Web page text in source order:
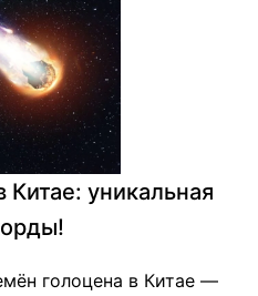
Китае: уникальная
голоцена в Китае —